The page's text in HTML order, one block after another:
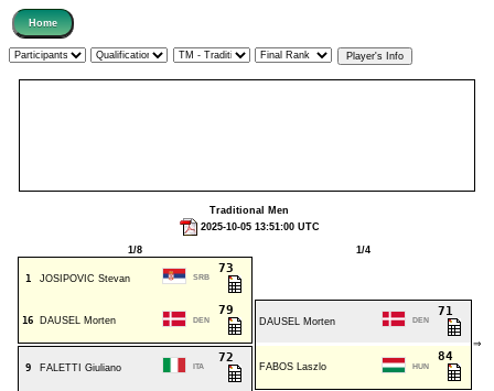
Traditional Men
2025-10-05 13:51:00 UTC
1/8 1/4
1 JOSIPOVIC Stevan SRB
73
16 DAUSEL Morten DEN
79
DAUSEL Morten DEN
71
⇒
9 FALETTI Giuliano ITA
72
FABOS Laszlo HUN
84